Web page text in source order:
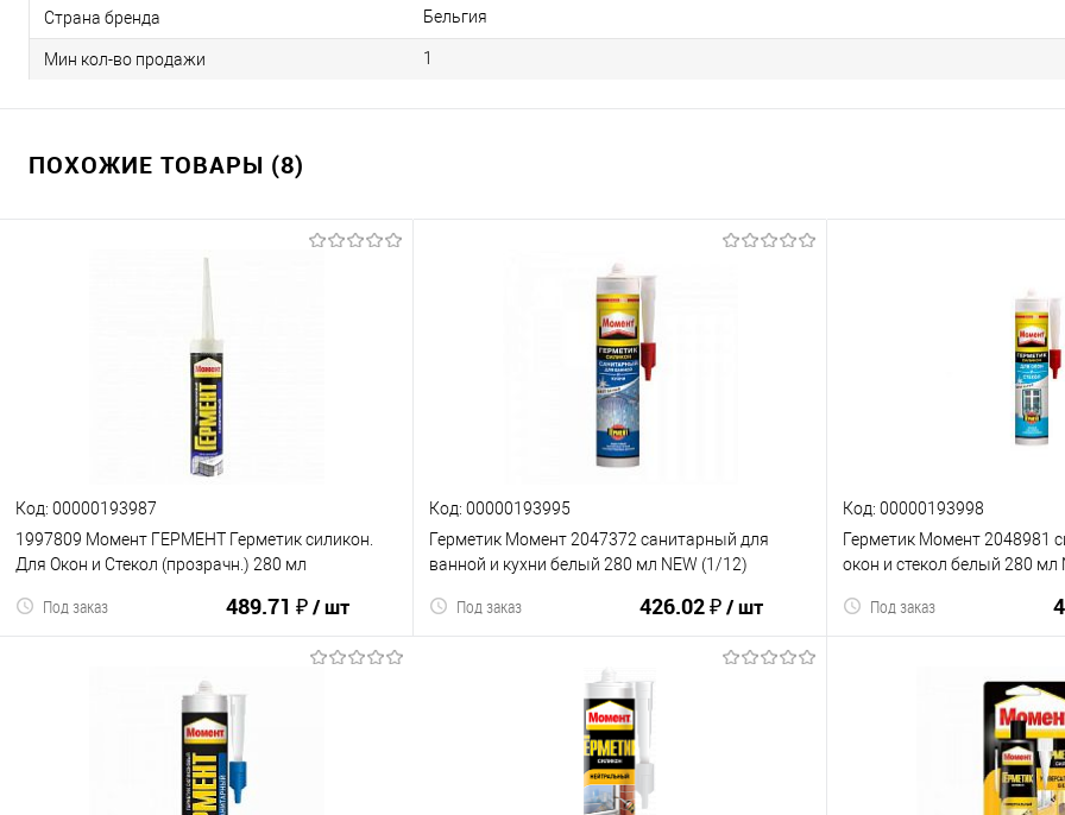
Страна бренда Бельгия
Мин кол-во продажи 1
ПОХОЖИЕ ТОВАРЫ (8)
Код: 00000193987
1997809 Момент ГЕРМЕНТ Герметик силикон.
Для Окон и Стекол (прозрачн.) 280 мл
489.71 ₽/ шт
Под заказ
В корзину
Код: 00000193995
Герметик Момент 2047372 санитарный для
ванной и кухни белый 280 мл NEW (1/12)
426.02 ₽/ шт
Под заказ
В корзину
Код: 00000193998
Герметик Момент 2048981
окон и стекол белый 280 мл
Под заказ
В